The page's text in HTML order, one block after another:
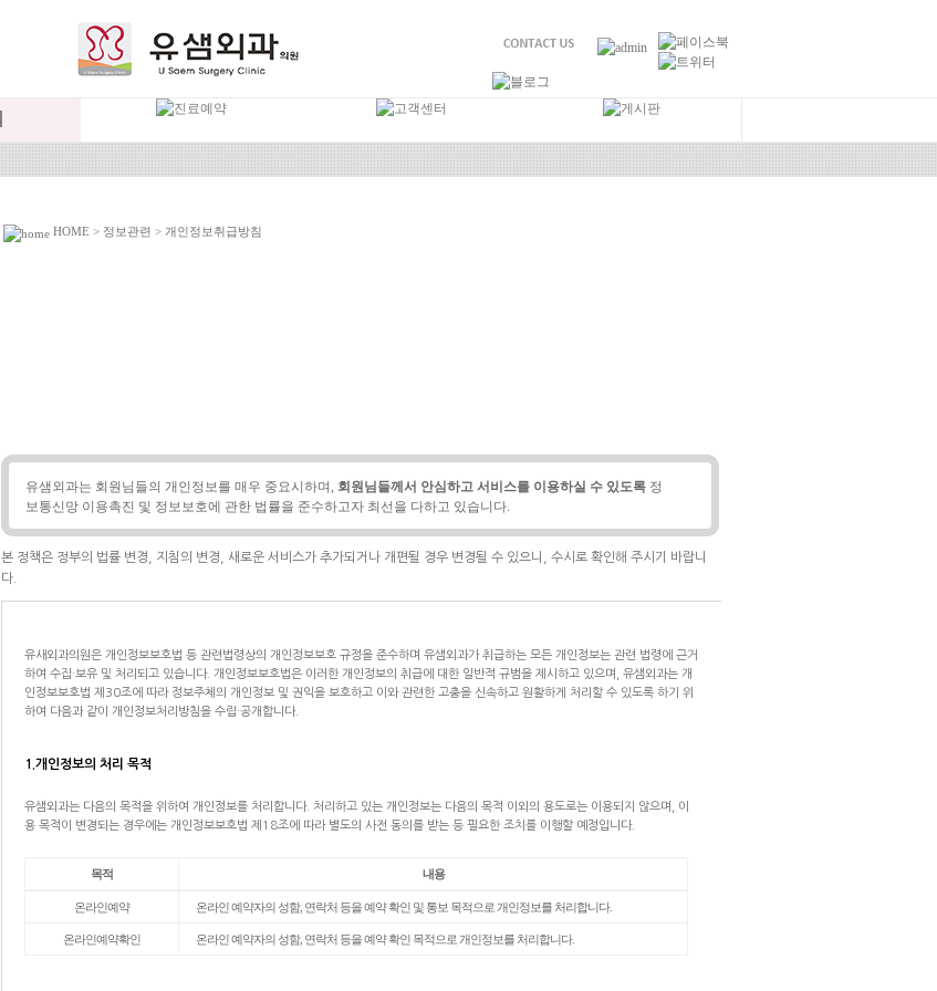
HOME > 정보관련 > 개인정보취급방침
유샘외과는 회원님들의 개인정보를 매우 중요시하며, 회원님들께서 안심하고 서비스를 이용하실 수 있도록 정
보통신망 이용촉진 및 정보보호에 관한 법률을 준수하고자 최선을 다하고 있습니다.
본 정책은 정부의 법률 변경, 지침의 변경, 새로운 서비스가 추가되거나 개편될 경우 변경될 수 있으니, 수시로 확인해 주시기 바랍니
다.
유새외과의원은 개인정보보호법 등 관련법령상의 개인정보보호 규정을 준수하며 유샘외과가 취급하는 모든 개인정보는 관련 법령에 근거
하여 수집·보유 및 처리되고 있습니다. 개인정보보호법은 이러한 개인정보의 취급에 대한 일반적 규범을 제시하고 있으며, 유샘외과는 개
인정보보호법 제30조에 따라 정보주체의 개인정보 및 권익을 보호하고 이와 관련한 고충을 신속하고 원활하게 처리할 수 있도록 하기 위
하여 다음과 같이 개인정보처리방침을 수립·공개합니다.
1.개인정보의 처리 목적
유샘외과는 다음의 목적을 위하여 개인정보를 처리합니다. 처리하고 있는 개인정보는 다음의 목적 이외의 용도로는 이용되지 않으며, 이
용 목적이 변경되는 경우에는 개인정보보호법 제18조에 따라 별도의 사전 동의를 받는 등 필요한 조치를 이행할 예정입니다.
목적 내용
온라인예약 온라인 예약자의 성함, 연락처 등을 예약 확인 및 통보 목적으로 개인정보를 처리합니다.
온라인예약확인 온라인 예약자의 성함, 연락처 등을 예약 확인 목적으로 개인정보를 처리합니다.